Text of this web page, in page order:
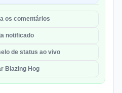
os comentários
notificado
de status ao vivo
Blazing Hog